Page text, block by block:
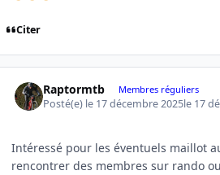
Citer
Raptormtb Membres réguliers
Posté(e) le 17 décembre 2025le 17
Intéressé pour les éventuels maillot
rencontrer des membres sur rando